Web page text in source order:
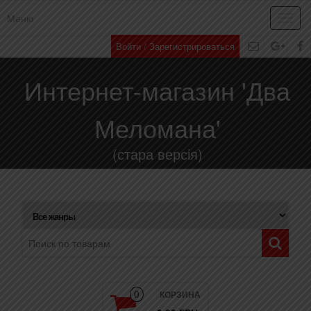
Меню
Войти / Зарегистрироваться
Интернет-магазин 'Два
Меломана'
(стара версія)
0 КОРЗИНА